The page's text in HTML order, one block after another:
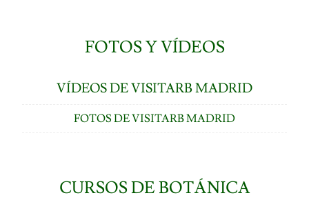
FOTOS Y VÍDEOS
VÍDEOS DE VISITARB MADRID
FOTOS DE VISITARB MADRID
CURSOS DE BOTÁNICA